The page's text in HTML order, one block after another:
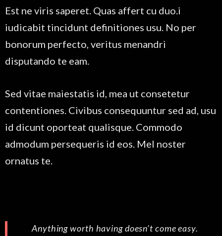
Est ne viris saperet. Quas affert cu duo.i
iudicabit tincidunt definitiones usu. No per
bonorum perfecto, veritus menandri
disputando te eam.
Sed vitae maiestatis id, mea ut consetetur
contentiones. Civibus consequuntur sed ad, usu
id dicunt oporteat qualisque. Commodo
admodum persequeris id eos. Mel noster
ornatus te.
Anything worth having doesn’t come easy.